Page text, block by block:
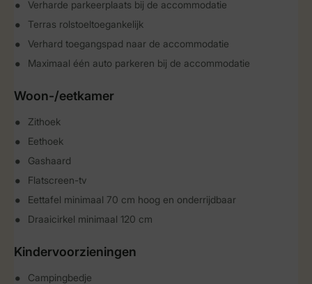
Verharde parkeerplaats bij de accommodatie
Terras rolstoeltoegankelijk
Verhard toegangspad naar de accommodatie
Maximaal één auto parkeren bij de accommodatie
Woon-/eetkamer
Zithoek
Eethoek
Gashaard
Flatscreen-tv
Eettafel minimaal 70 cm hoog en onderrijdbaar
Draaicirkel minimaal 120 cm
Kindervoorzieningen
Campingbedje